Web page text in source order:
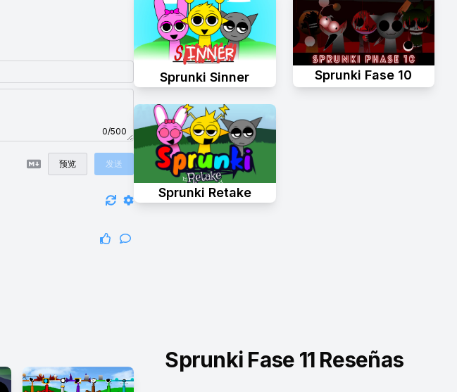
0/500
预览 发送
Sprunki Sinner Sprunki Fase 10
Sprunki Retake
Sprunki Fase 11 Reseñas